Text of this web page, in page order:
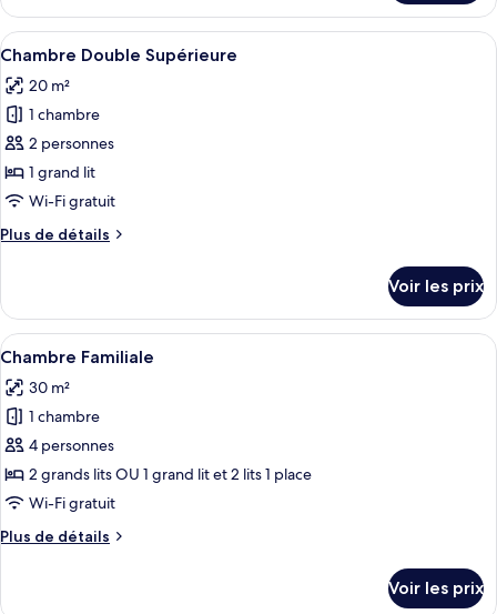
le
type
de
Chambre
Double
Afficher
toutes
les
photos
pour
ce
type
chambre :
Supérieure
Une chambre d’hôtel avec un lit, un
7
Chambre Double Supérieure
20 m²
1 chambre
2 personnes
1 grand lit
Wi-Fi gratuit
Plus de détails
Plus
le
type
de
Chambre
Double
Supérieure
Voir les prix
Afficher
toutes
les
photos
pour
ce
type
chambre :
Une chambre d’hôtel avec un
6
Chambre Familiale
30 m²
1 chambre
4 personnes
2 grands lits OU 1 grand lit et 2 lits 1 place
Wi-Fi gratuit
Plus de détails
Plus
Voir les prix